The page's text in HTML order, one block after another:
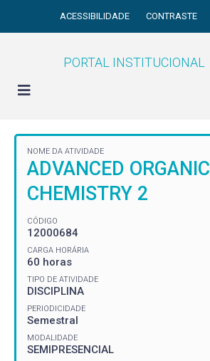
ACESSIBILIDADE CONTRASTE
PORTAL INSTITUCIONAL
NOME DA ATIVIDADE
ADVANCED ORGANIC
CHEMISTRY 2
CÓDIGO
12000684
CARGA HORÁRIA
60 horas
TIPO DE ATIVIDADE
DISCIPLINA
PERIODICIDADE
Semestral
MODALIDADE
SEMIPRESENCIAL